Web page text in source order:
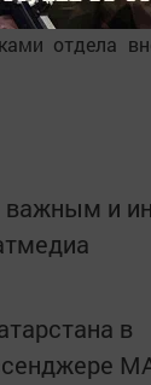
Личность 25-
отдела
и
в